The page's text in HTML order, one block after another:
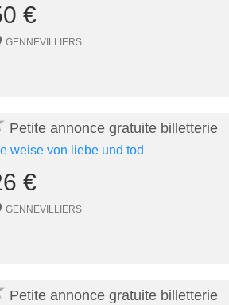
€
GENNEVILLIERS
Petite annonce gratuite billetterie
weise von liebe und tod
€
GENNEVILLIERS
Petite annonce gratuite billetterie